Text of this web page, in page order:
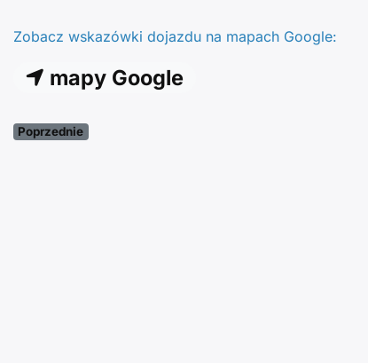
Zobacz wskazówki dojazdu na mapach Google:
mapy Google
Poprzednie